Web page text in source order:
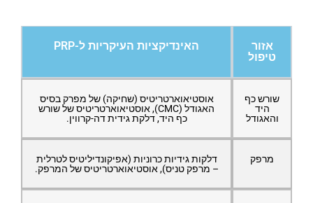
אזור
טיפול
האינדיקציות העיקריות ל-PRP
שורש כף
היד
והאגודל
אוסטיאוארטריטיס (שחיקה) של מפרק בסיס
האגודל (CMC), אוסטיאוארטריטיס של שורש
כף היד, דלקת גידית דה-קרווין.
מרפק
דלקות גידיות כרוניות (אפיקונדיליטיס לטרלית
– מרפק טניס), אוסטיאוארטריטיס של המרפק.